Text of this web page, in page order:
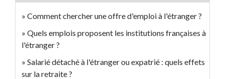
Comment chercher une offre d'emploi à l'étranger ?
Quels emplois proposent les institutions françaises à
l'étranger ?
Salarié détaché à l'étranger ou expatrié : quels effets
sur la retraite ?